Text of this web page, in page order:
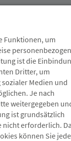
Funktionen, um
ist die
Dritter, um
Medien und
Je nach
weitergegeben
ist grundsätzlich
nicht erforderlich.
können Sie